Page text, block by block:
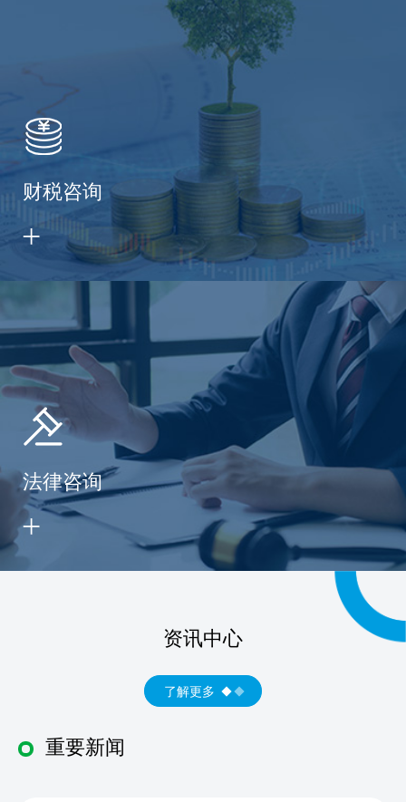
财税咨询
法律咨询
资讯中心
了解更多
重要新闻